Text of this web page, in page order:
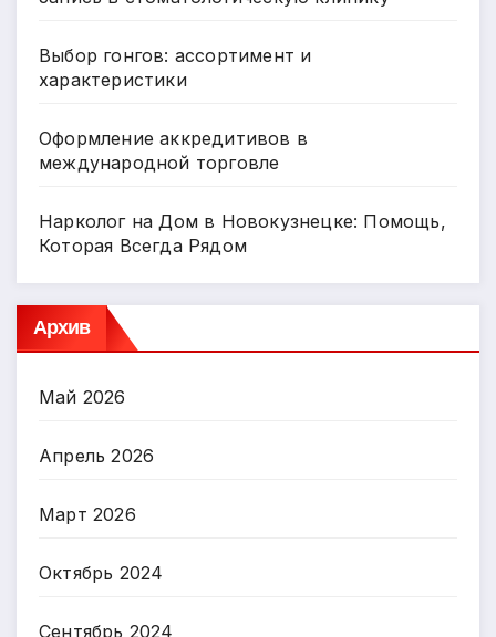
Выбор гонгов: ассортимент и
характеристики
Оформление аккредитивов в
международной торговле
Нарколог на Дом в Новокузнецке: Помощь,
Которая Всегда Рядом
Архив
Май 2026
Апрель 2026
Март 2026
Октябрь 2024
Сентябрь 2024